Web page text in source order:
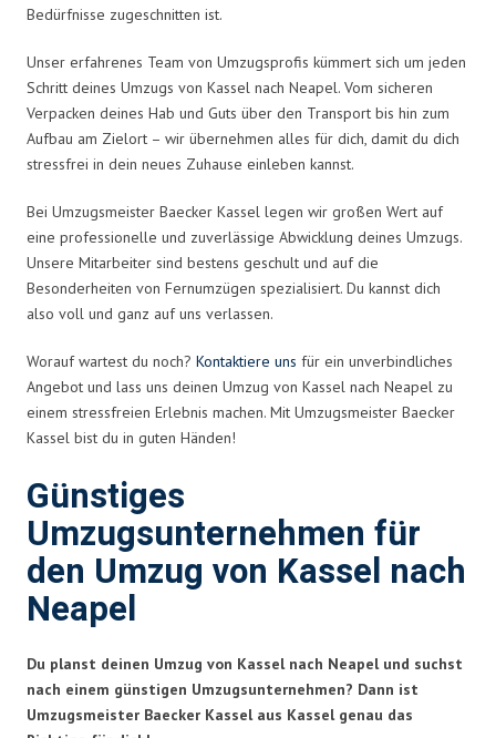
Bedürfnisse zugeschnitten ist.
Unser erfahrenes Team von Umzugsprofis kümmert sich um jeden
Schritt deines Umzugs von Kassel nach Neapel. Vom sicheren
Verpacken deines Hab und Guts über den Transport bis hin zum
Aufbau am Zielort – wir übernehmen alles für dich, damit du dich
stressfrei in dein neues Zuhause einleben kannst.
Bei Umzugsmeister Baecker Kassel legen wir großen Wert auf
eine professionelle und zuverlässige Abwicklung deines Umzugs.
Unsere Mitarbeiter sind bestens geschult und auf die
Besonderheiten von Fernumzügen spezialisiert. Du kannst dich
also voll und ganz auf uns verlassen.
Worauf wartest du noch? Kontaktiere uns für ein unverbindliches
Angebot und lass uns deinen Umzug von Kassel nach Neapel zu
einem stressfreien Erlebnis machen. Mit Umzugsmeister Baecker
Kassel bist du in guten Händen!
Günstiges
Umzugsunternehmen für
den Umzug von Kassel nach
Neapel
Du planst deinen Umzug von Kassel nach Neapel und suchst
nach einem günstigen Umzugsunternehmen? Dann ist
Umzugsmeister Baecker Kassel aus Kassel genau das